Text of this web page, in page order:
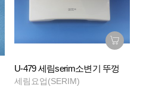
U-479 세림serim소변기 뚜껑
세림요업(SERIM)